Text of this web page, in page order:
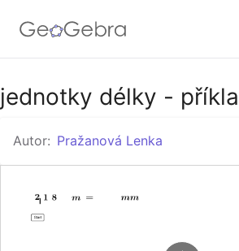
Google Classroom
GeoGebra Třída
jednotky délky -
Autor: Pražanová Lenka